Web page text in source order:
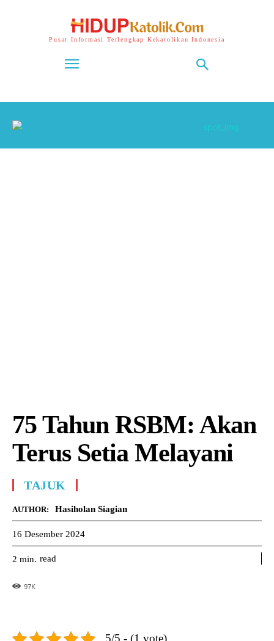
Pusat Informasi Terlengkap Kekatolikan Indonesia
75 Tahun RSBM: Akan
Terus Setia Melayani
TAJUK
AUTHOR: Hasiholan Siagian
16 Desember 2024
2 min. read
97K
5/5 - (1 vote)